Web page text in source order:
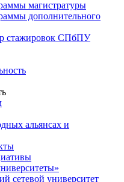
магистратуры
дополнительного
стажировок СПбПУ
альянсах и
сетевой университет